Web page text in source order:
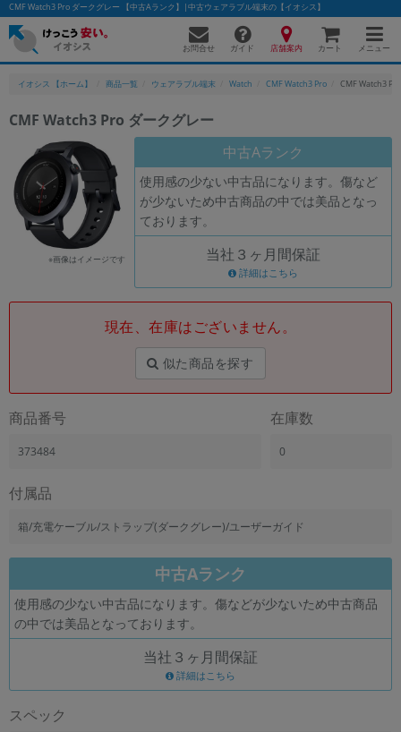
CMF Watch3 Pro ダークグレー 【中古Aランク】|中古ウェアラブル端末の【イオシス】
お問合せ ガイド 店舗案内 カート メニュー
イオシス 【ホーム】 商品一覧 ウェアラブル端末 Watch CMF Watch3 Pro CMF Watch3
CMF Watch3 Pro ダークグレー
※画像はイメージです
中古Aランク
使用感の少ない中古品になります。傷など
が少ないため中古商品の中では美品となっ
ております。
当社３ヶ月間保証
詳細はこちら
現在、在庫はございません。
似た商品を探す
商品番号
373484
在庫数
0
付属品
箱/充電ケーブル/ストラップ(ダークグレー)/ユーザーガイド
中古Aランク
使用感の少ない中古品になります。傷などが少ないため中古商品
の中では美品となっております。
当社３ヶ月間保証
詳細はこちら
スペック
かんたんパソコン検索に切り替える
フリーワード
除外ワード
カテゴリー
商品ジャンルの絞り込み
「スマートフォン」「タブレット」など
製造、販売メーカーの絞り込み
機能・特徴
商品の搭載機能による絞り込み
「5G対応」「防水」「ワンセグ」など
ランク
商品状態の絞り込み
CPU